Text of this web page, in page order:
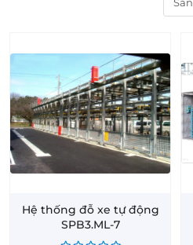
Hệ thống đỗ xe tự động
SPB3.ML-7